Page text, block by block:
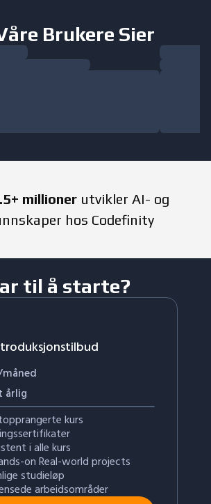
Brukere Sier
millioner utvikler AI- og
hos Codefinity
til å starte?
årlig
kurs
i alle kurs
on Real-world projects
studieløp
arbeidsområder